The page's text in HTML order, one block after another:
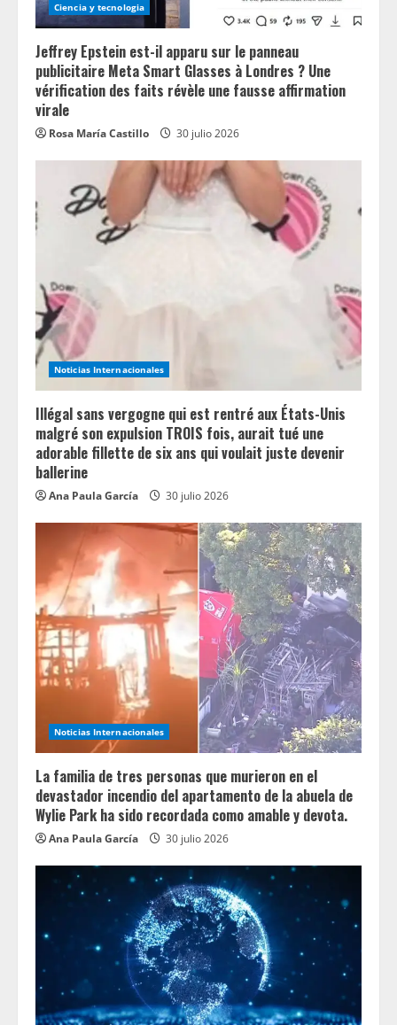
Ciencia y tecnologia
Jeffrey Epstein est-il apparu sur le panneau
publicitaire Meta Smart Glasses à Londres ? Une
vérification des faits révèle une fausse affirmation
virale
Rosa María Castillo 30 julio 2026
Noticias Internacionales
Illégal sans vergogne qui est rentré aux États-Unis
malgré son expulsion TROIS fois, aurait tué une
adorable fillette de six ans qui voulait juste devenir
ballerine
Ana Paula García 30 julio 2026
Noticias Internacionales
La familia de tres personas que murieron en el
devastador incendio del apartamento de la abuela de
Wylie Park ha sido recordada como amable y devota.
Ana Paula García 30 julio 2026